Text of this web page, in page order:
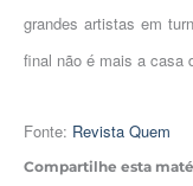
grandes artistas em
final não é mais a casa
Fonte: Revista Quem
Compartilhe esta